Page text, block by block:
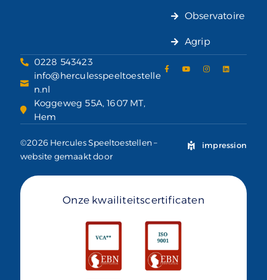
Observatoire
Agrip
0228 543423
info@herculesspeeltoestelle
n.nl
Koggeweg 55A, 1607 MT,
Hem
©2026 Hercules Speeltoestellen –
website gemaakt door
impression
Onze kwailiteitscertificaten